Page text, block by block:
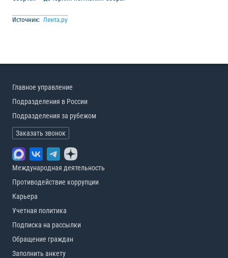
Источник: Лента.ру
Главное управление
Подразделения в России
Подразделения за рубежом
Заказать звонок
Международная деятельность
Противодействие коррупции
Карьера
Учетная политика
Подписка на рассылки
Обращение граждан
Заполнить анкету